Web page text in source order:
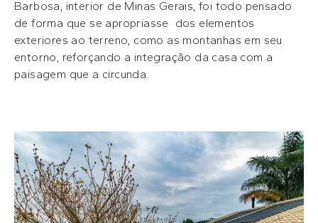
Barbosa, interior de Minas Gerais, foi todo pensado
de forma que se apropriasse dos elementos
exteriores ao terreno, como as montanhas em seu
entorno, reforçando a integração da casa com a
paisagem que a circunda.